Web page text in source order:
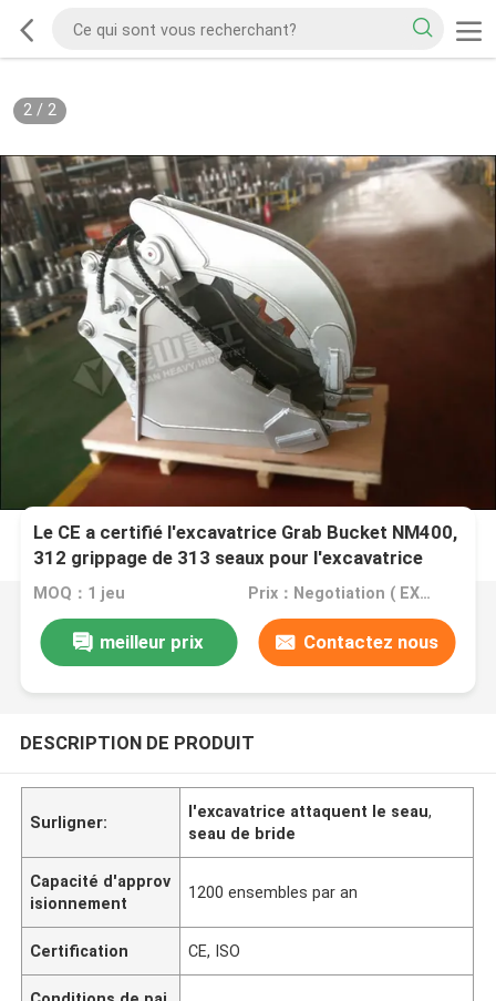
2/ 2
Le CE a certifié l'excavatrice Grab Bucket NM400,
312 grippage de 313 seaux pour l'excavatrice
MOQ：1 jeu Prix：Negotiation ( EXW , FOB or CIF price )
meilleur prix Contactez nous
DESCRIPTION DE PRODUIT
Surligner:
l'excavatrice attaquent le seau,
seau de bride
Capacité d'approv
isionnement
1200 ensembles par an
Certification CE, ISO